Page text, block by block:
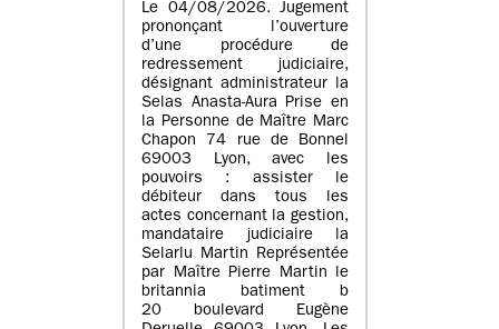
Le 04/08/2026. Jugement
prononçant l’ouverture
d’une procédure de
redressement judiciaire,
désignant administrateur la
Selas Anasta-Aura Prise en
la Personne de Maître Marc
Chapon 74 rue de Bonnel
69003 Lyon, avec les
pouvoirs : assister le
débiteur dans tous les
actes concernant la gestion,
mandataire judiciaire la
Selarlu Martin Représentée
par Maître Pierre Martin le
britannia batiment b
20 boulevard Eugène